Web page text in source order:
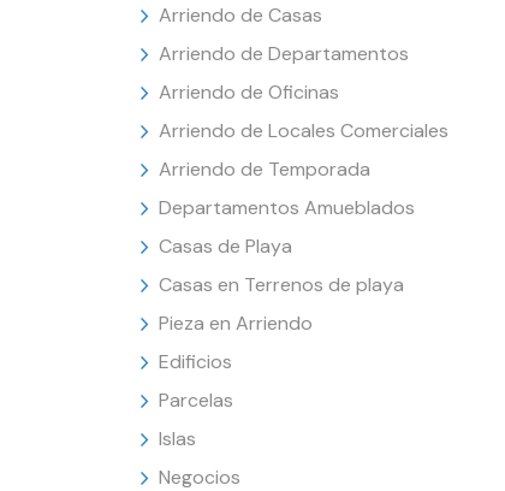
Arriendo de Casas
Arriendo de Departamentos
Arriendo de Oficinas
Arriendo de Locales Comerciales
Arriendo de Temporada
Departamentos Amueblados
Casas de Playa
Casas en Terrenos de playa
Pieza en Arriendo
Edificios
Parcelas
Islas
Negocios